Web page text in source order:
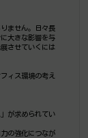
ません。日々長
大きな影響を与
させていくには
ィス環境の考え